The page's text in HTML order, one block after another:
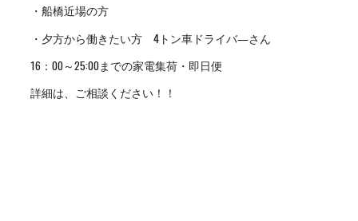
・船橋近場の方
・夕方から働きたい方 4トン車ドライバ―さん
16：00～25:00までの家電集荷・即日便
詳細は、ご相談ください！！